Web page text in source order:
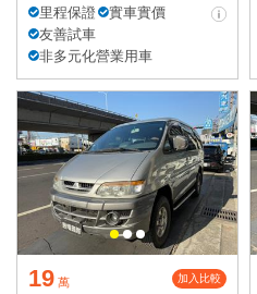
里程保證
實車實價
友善試車
非多元化營業用車
19 萬 加入比較